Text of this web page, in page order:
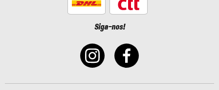
Siga-nos!